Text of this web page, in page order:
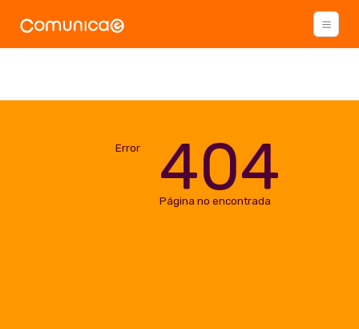
Error 404
Página no encontrada